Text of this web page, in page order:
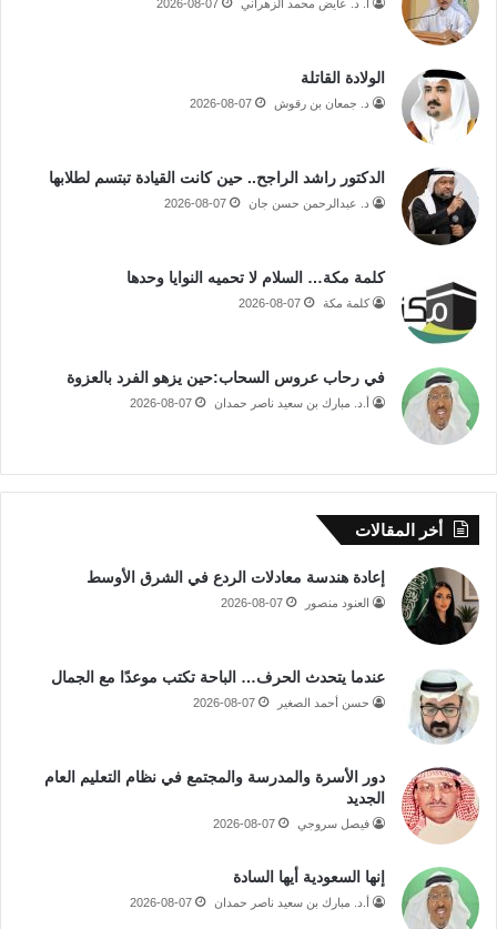
أ. د. عايض محمد الزهراني 2026-08-07
الولادة القاتلة
د. جمعان بن رقوش 2026-08-07
الدكتور راشد الراجح.. حين كانت القيادة تبتسم لطلابها
د. عبدالرحمن حسن جان 2026-08-07
كلمة مكة… السلام لا تحميه النوايا وحدها
كلمة مكة 2026-08-07
في رحاب عروس السحاب:حين يزهو الفرد بالعزوة
أ.د. مبارك بن سعيد ناصر حمدان 2026-08-07
أخر المقالات
إعادة هندسة معادلات الردع في الشرق الأوسط
العنود منصور 2026-08-07
عندما يتحدث الحرف… الباحة تكتب موعدًا مع الجمال
حسن أحمد الصغير 2026-08-07
دور الأسرة والمدرسة والمجتمع في نظام التعليم العام
الجديد
فيصل سروجي 2026-08-07
إنها السعودية أيها السادة
أ.د. مبارك بن سعيد ناصر حمدان 2026-08-07